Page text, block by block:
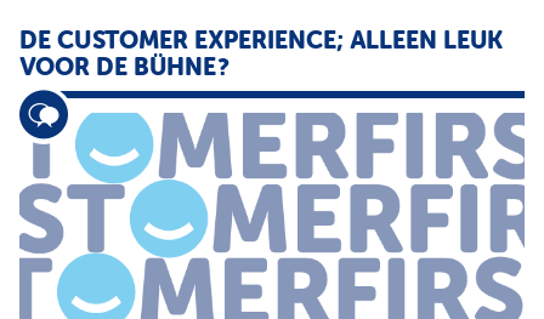
DE CUSTOMER EXPERIENCE; ALLEEN LEUK
VOOR DE BÜHNE?